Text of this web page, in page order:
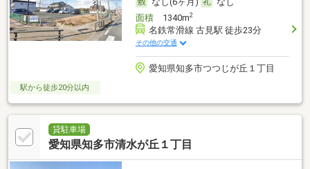
面積1340m2
名鉄常滑線 古見駅 徒歩23分
その他の交通
愛知県知多市つつじが丘１丁目
駅から徒歩20分以内
貸駐車場
愛知県知多市清水が丘１丁目